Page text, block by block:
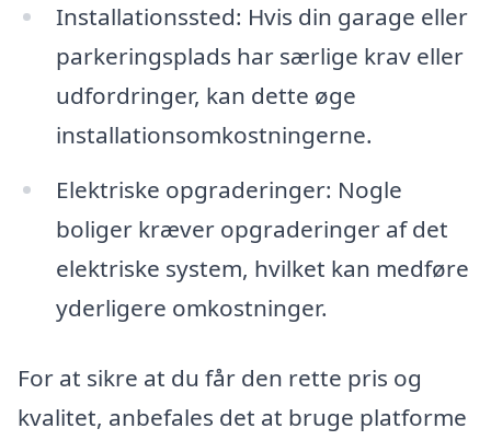
Installationssted: Hvis din garage eller
parkeringsplads har særlige krav eller
udfordringer, kan dette øge
installationsomkostningerne.
Elektriske opgraderinger: Nogle
boliger kræver opgraderinger af det
elektriske system, hvilket kan medføre
yderligere omkostninger.
For at sikre at du får den rette pris og
kvalitet, anbefales det at bruge platforme